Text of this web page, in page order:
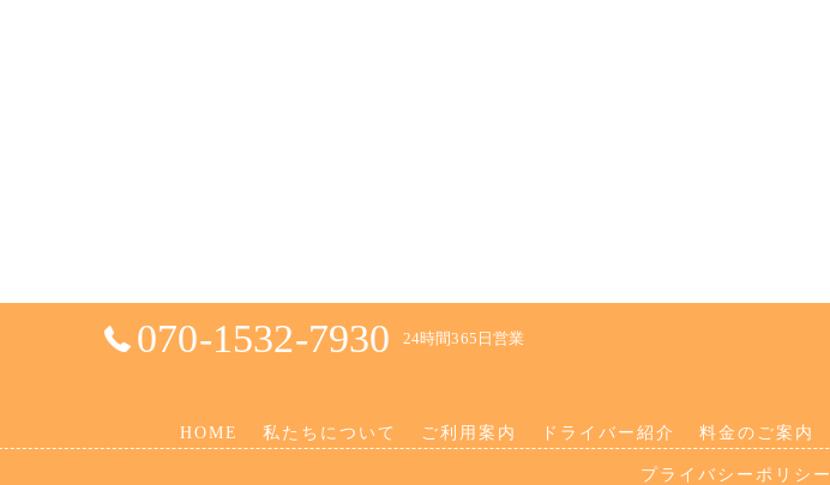
070-1532-7930 24時間365日営業
HOME 私たちについて ご利用案内 ドライバー紹介 料金のご案内
プライバシーポリシー